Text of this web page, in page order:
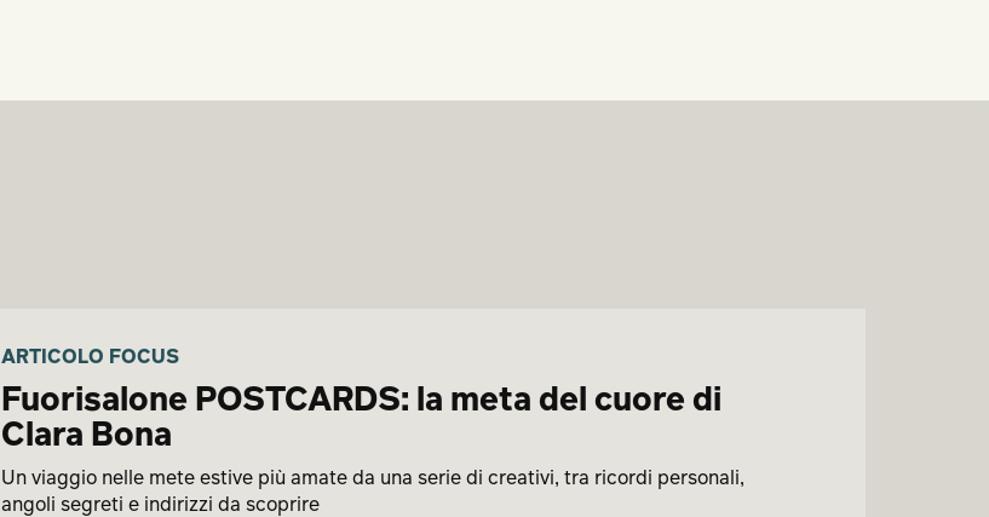
ARTICOLO FOCUS
Fuorisalone POSTCARDS: la meta del cuore di
Clara Bona
Un viaggio nelle mete estive più amate da una serie di creativi, tra ricordi personali,
angoli segreti e indirizzi da scoprire